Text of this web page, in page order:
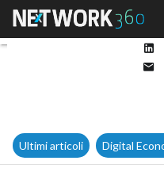
Ultimi articoli Digital